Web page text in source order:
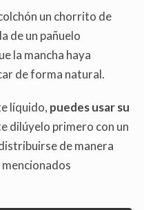
un chorrito de
de un pañuelo
la mancha haya
de forma natural.
líquido, puedes usar su
dilúyelo primero con un
de manera